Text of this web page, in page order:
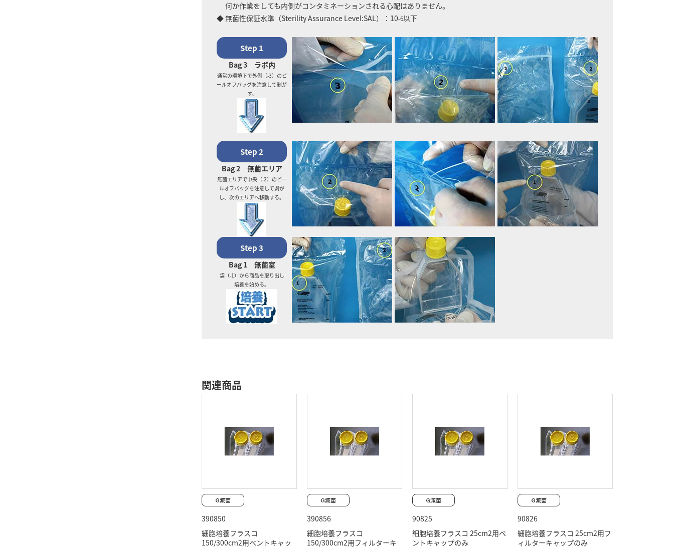
何か作業をしても内側がコンタミネーションされる心配はありません。
◆ 無菌性保証水準（Sterility Assurance Level:SAL）：10-6以下
Step 1
Bag 3 ラボ内
通常の環境下で外側（-3）のピ
ールオフバッグを注意して剥が
す。
Step 2
Bag 2 無菌エリア
無菌エリアで中央（-2）のピー
ルオフバッグを注意して剥が
し、次のエリアへ移動する。
Step 3
Bag 1 無菌室
袋（-1）から商品を取り出し
培養を始める。
関連商品
390850
細胞培養フラスコ
150/300cm2用ベントキャッ
390856
細胞培養フラスコ
150/300cm2用フィルターキ
90825
細胞培養フラスコ 25cm2用ベ
ントキャップのみ
90826
細胞培養フラスコ 25cm2用フ
ィルターキャップのみ